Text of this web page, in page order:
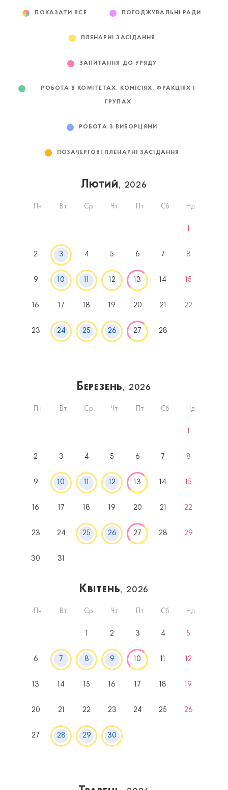
ПОКАЗАТИ ВСЕ ПОГОДЖУВАЛЬНІ РАДИ
ПЛЕНАРНІ ЗАСІДАННЯ
ЗАПИТАННЯ ДО УРЯДУ
РОБОТА В КОМІТЕТАХ, КОМІСІЯХ, ФРАКЦІЯХ І
ГРУПАХ
РОБОТА З ВИБОРЦЯМИ
ПОЗАЧЕРГОВІ ПЛЕНАРНІ ЗАСІДАННЯ
Лютий, 2026
Пн Вт Ср Чт Пт Сб Нд
1
2 3 4 5 6 7 8
9 10 11 12 13 14 15
16 17 18 19 20 21 22
23 24 25 26 27 28
Березень, 2026
Пн Вт Ср Чт Пт Сб Нд
2 3 4 5 6 7 8
9 10 12 13 14 15
16 17 18 19 20 21 22
23 24 25 26 27 28 29
30 31
Квітень, 2026
Пн Вт Ср Чт Пт Сб Нд
1 2 3 4 5
6 7 8 9 10 11 12
13 14 15 16 17 18 19
20 21 22 23 24 25 26
27 28 29 30